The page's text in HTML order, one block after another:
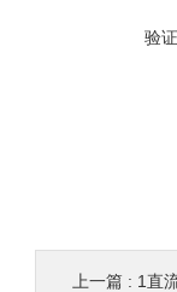
验
上一篇 : 1直